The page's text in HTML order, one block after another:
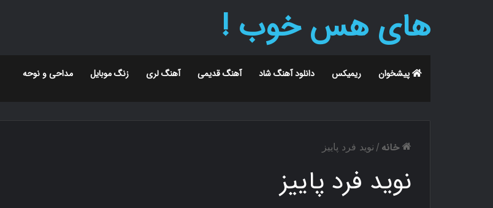
های هس خوب !
پیشخوان ریمیکس دانلود آهنگ شاد آهنگ قدیمی آهنگ لری زنگ موبایل مداحی و نوحه
خانه / نوید فرد پاییز
نوید فرد پاییز